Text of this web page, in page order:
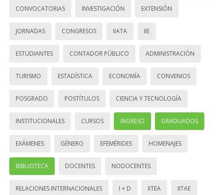
CONVOCATORIAS INVESTIGACIÓN EXTENSIÓN
JORNADAS CONGRESOS IIATA IIE
ESTUDIANTES CONTADOR PÚBLICO ADMINISTRACIÓN
TURISMO ESTADÍSTICA ECONOMÍA CONVENIOS
POSGRADO POSTÍTULOS CIENCIA Y TECNOLOGÍA
INSTITUCIONALES CURSOS INGRESO GRADUADOS
EXÁMENES GÉNERO EFEMÉRIDES HOMENAJES
BIBLIOTECA DOCENTES NODOCENTES
RELACIONES INTERNACIONALES I + D IITEA IITAE